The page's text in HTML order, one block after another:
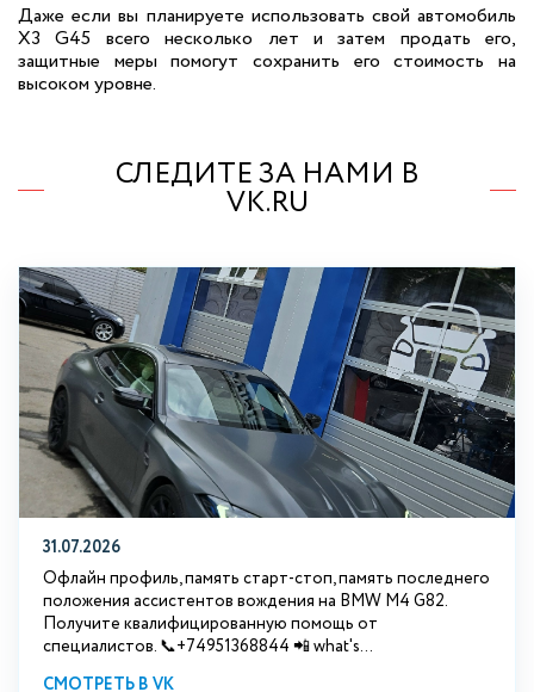
Даже если вы планируете использовать свой автомобиль
X3 G45 всего несколько лет и затем продать его,
защитные меры помогут сохранить его стоимость на
высоком уровне.
СЛЕДИТЕ ЗА НАМИ В
VK.RU
31.07.2026
Офлайн профиль, память старт-стоп, память последнего
положения ассистентов вождения на BMW М4 G82.
Получите квалифицированную помощь от
специалистов. 📞+74951368844 📲 what's...
СМОТРЕТЬ В VK